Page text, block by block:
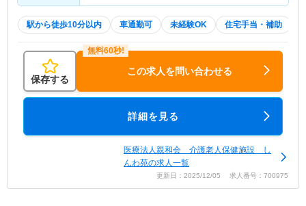
駅から徒歩10分以内 車通勤可 未経験OK 住宅手当・補助
保存する
この求人を問い合わせる
詳細を見る
医療法人親和会 介護老人保健施設 し
んわ苑の求人一覧
更新日：2025/12/05 求人番号：700975